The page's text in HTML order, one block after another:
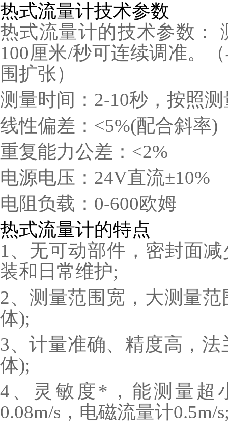
热式流量计技术参数
热式流量计的技术参数：
100厘米/秒可连续调准。
围扩张）
测量时间：2-10秒，按照
线性偏差：<5%(配合斜率)
重复能力公差：<2%
电源电压：24V直流±10%
电阻负载：0-600欧姆
热式流量计的特点
1、无可动部件，密封面
装和日常维护;
2、测量范围宽，大测量
体);
3、计量准确、精度高，法
体);
4、灵敏度*，能测量超
0.08m/s，电磁流量计0.5m/